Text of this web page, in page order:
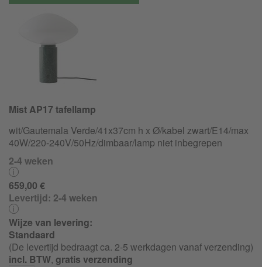
Mist AP17 tafellamp
wit/Gautemala Verde/41x37cm h x Ø/kabel zwart/E14/max
40W/220-240V/50Hz/dimbaar/lamp niet inbegrepen
2-4 weken
659,00 €
Levertijd: 2-4 weken
Wijze van levering:
Standaard
(De levertijd bedraagt ca. 2-5 werkdagen vanaf verzending)
incl. BTW, gratis verzending